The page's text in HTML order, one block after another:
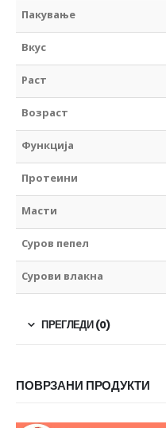
Пакување
Вкус
Раст
Возраст
Функција
Протеини
Масти
Суров пепел
Сурови влакна
ПРЕГЛЕДИ (0)
ПОВРЗАНИ ПРОДУКТИ